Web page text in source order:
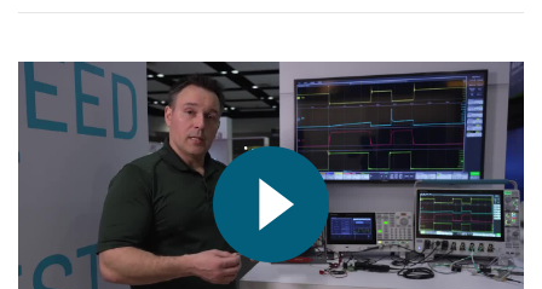
VIỆT NAM
简体中文
日本語
韓国語
繁體中文